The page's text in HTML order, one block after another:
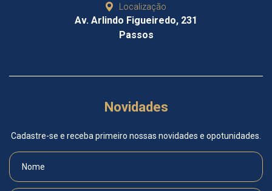
Localização
Av. Arlindo Figueiredo, 231
Passos
Novidades
Cadastre-se e receba primeiro nossas novidades e opotunidades.